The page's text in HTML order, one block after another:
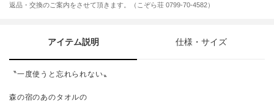
返品・交換のご案内をさせて頂きます。（こぞら荘 0799-70-4582）
アイテム説明 仕様・サイズ
〝一度使うと忘れられない〟
森の宿のあのタオルの